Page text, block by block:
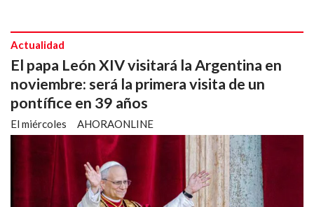
El papa León XIV visitará la Argentina en
noviembre: será la primera visita de un
pontífice en 39 años
AHORAONLINE
Actualidad
El miércoles